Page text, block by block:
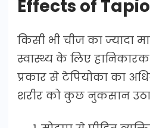
Effects of
किसी भी चीज का ज्यादा
स्वास्थ्य के लिए हानिकारक
प्रकार से टेपियोका का
शरीर को कुछ नुकसान